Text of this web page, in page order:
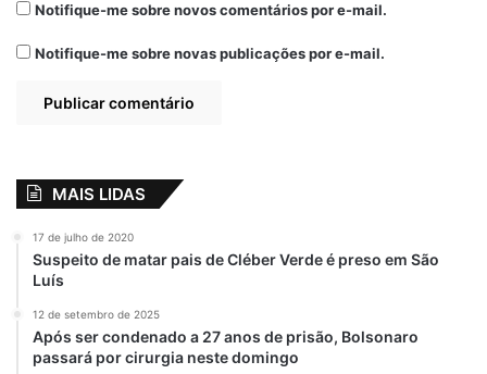
Notifique-me sobre novos comentários por e-mail.
Notifique-me sobre novas publicações por e-mail.
MAIS LIDAS
17 de julho de 2020
Suspeito de matar pais de Cléber Verde é preso em São
Luís
12 de setembro de 2025
Após ser condenado a 27 anos de prisão, Bolsonaro
passará por cirurgia neste domingo